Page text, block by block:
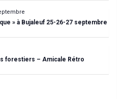
» à Bujaleuf 25-26-27 septembre
forestiers – Amicale Rétro